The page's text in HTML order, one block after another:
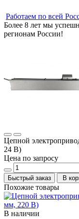
Работаем по всей
Более 8 лет мы
регионам России!
Цепной
24 В)
Цена по запросу
Быстрый заказ В
Похожие товары
В наличии